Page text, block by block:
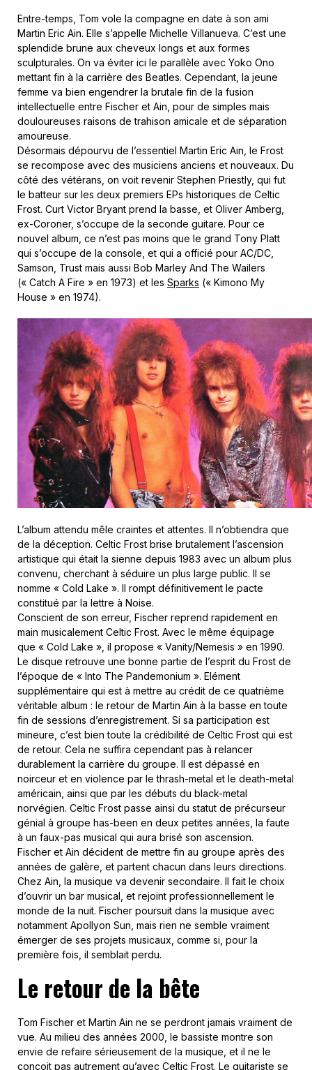
Entre-temps, Tom vole la compagne en date à son ami
Martin Eric Ain. Elle s’appelle Michelle Villanueva. C’est une
splendide brune aux cheveux longs et aux formes
sculpturales. On va éviter ici le parallèle avec Yoko Ono
mettant fin à la carrière des Beatles. Cependant, la jeune
femme va bien engendrer la brutale fin de la fusion
intellectuelle entre Fischer et Ain, pour de simples mais
douloureuses raisons de trahison amicale et de séparation
amoureuse.
Désormais dépourvu de l’essentiel Martin Eric Ain, le Frost
se recompose avec des musiciens anciens et nouveaux. Du
côté des vétérans, on voit revenir Stephen Priestly, qui fut
le batteur sur les deux premiers EPs historiques de Celtic
Frost. Curt Victor Bryant prend la basse, et Oliver Amberg,
ex-Coroner, s’occupe de la seconde guitare. Pour ce
nouvel album, ce n’est pas moins que le grand Tony Platt
qui s’occupe de la console, et qui a officié pour AC/DC,
Samson, Trust mais aussi Bob Marley And The Wailers
(« Catch A Fire » en 1973) et les Sparks (« Kimono My
House » en 1974).
L’album attendu mêle craintes et attentes. Il n’obtiendra que
de la déception. Celtic Frost brise brutalement l’ascension
artistique qui était la sienne depuis 1983 avec un album plus
convenu, cherchant à séduire un plus large public. Il se
nomme « Cold Lake ». Il rompt définitivement le pacte
constitué par la lettre à Noise.
Conscient de son erreur, Fischer reprend rapidement en
main musicalement Celtic Frost. Avec le même équipage
que « Cold Lake », il propose « Vanity/Nemesis » en 1990.
Le disque retrouve une bonne partie de l’esprit du Frost de
l’époque de « Into The Pandemonium ». Elément
supplémentaire qui est à mettre au crédit de ce quatrième
véritable album : le retour de Martin Ain à la basse en toute
fin de sessions d’enregistrement. Si sa participation est
mineure, c’est bien toute la crédibilité de Celtic Frost qui est
de retour. Cela ne suffira cependant pas à relancer
durablement la carrière du groupe. Il est dépassé en
noirceur et en violence par le thrash-metal et le death-metal
américain, ainsi que par les débuts du black-metal
norvégien. Celtic Frost passe ainsi du statut de précurseur
génial à groupe has-been en deux petites années, la faute
à un faux-pas musical qui aura brisé son ascension.
Fischer et Ain décident de mettre fin au groupe après des
années de galère, et partent chacun dans leurs directions.
Chez Ain, la musique va devenir secondaire. Il fait le choix
d’ouvrir un bar musical, et rejoint professionnellement le
monde de la nuit. Fischer poursuit dans la musique avec
notamment Apollyon Sun, mais rien ne semble vraiment
émerger de ses projets musicaux, comme si, pour la
première fois, il semblait perdu.
Le retour de la bête
Tom Fischer et Martin Ain ne se perdront jamais vraiment de
vue. Au milieu des années 2000, le bassiste montre son
envie de refaire sérieusement de la musique, et il ne le
conçoit pas autrement qu’avec Celtic Frost. Le guitariste se